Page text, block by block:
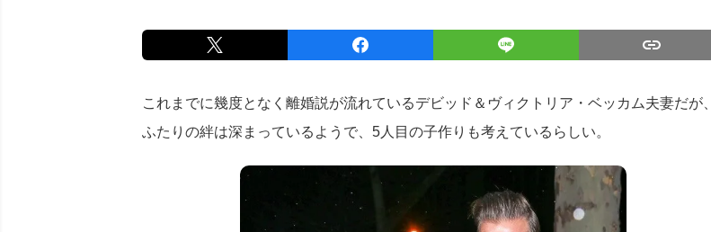
これまでに幾度となく離婚説が流れているデビッド＆ヴィクトリア・ベッカム夫妻だが、
ふたりの絆は深まっているようで、5人目の子作りも考えているらしい。